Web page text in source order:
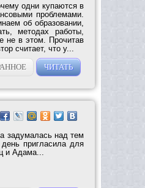
одни купаются в
проблемами.
об образовании,
методах работы,
не в этом. Прочитав
считает, что у...
ЧИТАТЬ
задумалась над тем
пригласила для
и Адама...